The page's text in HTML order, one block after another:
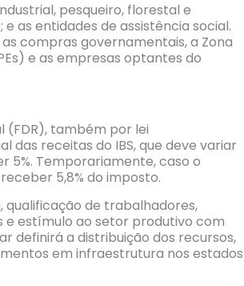
pesqueiro, florestal e
as entidades de assistência social.
compras governamentais, a Zona
e as empresas optantes do
(FDR), também por lei
receitas do IBS, que deve variar
5%. Temporariamente, caso o
5,8% do imposto.
qualificação de trabalhadores,
e estímulo ao setor produtivo com
definirá a distribuição dos recursos,
em infraestrutura nos estados